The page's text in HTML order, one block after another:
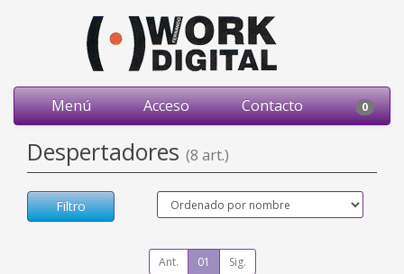
Menú Acceso Contacto 0
Despertadores (8 art.)
Filtro
Ant. 01 Sig.